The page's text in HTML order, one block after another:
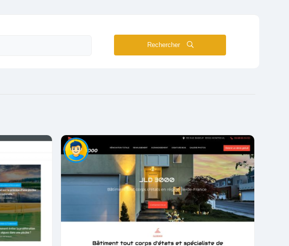
Rechercher